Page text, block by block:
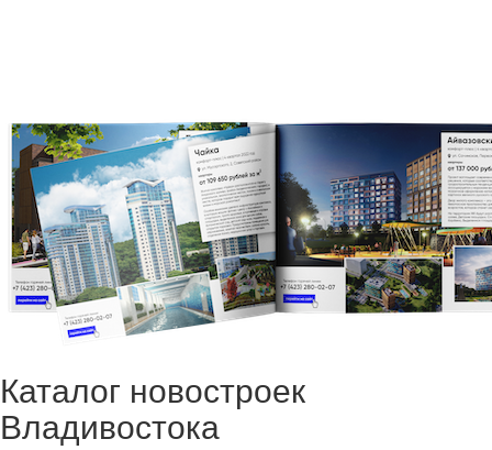
Каталог новостроек
Владивостока